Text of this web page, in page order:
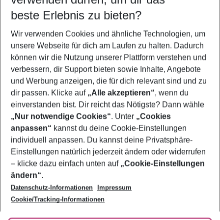
5-8 Nächte
2 Erwachsene Keine Kinder
Mehr Filter anzeigen
Footer
Footer navigation
Über uns
AGB
Bestpreisgarantie
Cookie-Einstellungen ändern
Cookie-Richtlinie
Agenturbetreuung
Barrierefreies Reisen
Folge uns
beste Erlebnis zu bieten?
Wir verwenden Cookies und ähnliche Technologien, um
unsere Webseite für dich am Laufen zu halten. Dadurch
können wir die Nutzung unserer Plattform verstehen und
verbessern, dir Support bieten sowie Inhalte, Angebote
und Werbung anzeigen, die für dich relevant sind und zu
dir passen. Klicke auf „Alle akzeptieren“, wenn du
einverstanden bist. Dir reicht das Nötigste? Dann wähle
„Nur notwendige Cookies“. Unter „Cookies
anpassen“ kannst du deine Cookie-Einstellungen
individuell anpassen. Du kannst deine Privatsphäre-
Einstellungen natürlich jederzeit ändern oder widerrufen
– klicke dazu einfach unten auf „Cookie-Einstellungen
ändern“.
Datenschutz-Informationen
Impressum
Cookie/Tracking-Informationen